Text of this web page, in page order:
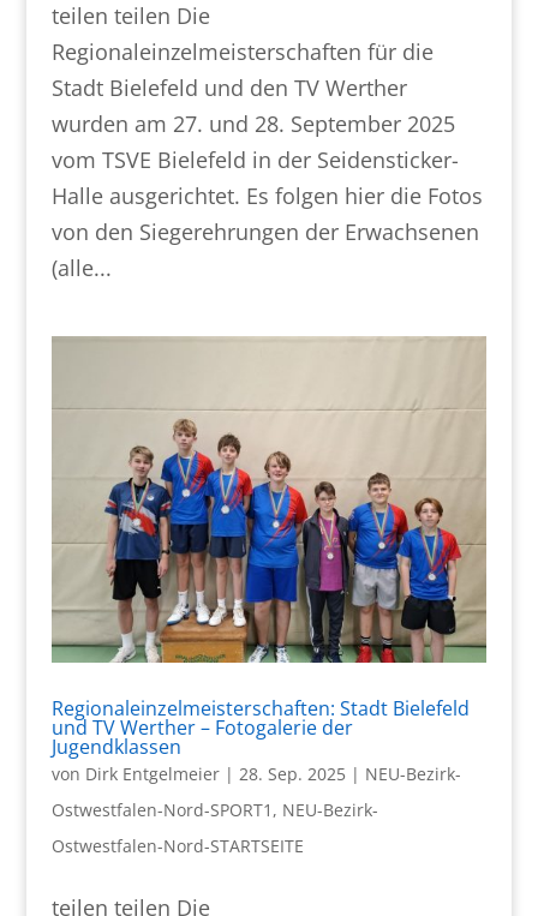
teilen teilen Die
Regionaleinzelmeisterschaften für die
Stadt Bielefeld und den TV Werther
wurden am 27. und 28. September 2025
vom TSVE Bielefeld in der Seidensticker-
Halle ausgerichtet. Es folgen hier die Fotos
von den Siegerehrungen der Erwachsenen
(alle...
Regionaleinzelmeisterschaften: Stadt Bielefeld
und TV Werther – Fotogalerie der
Jugendklassen
von Dirk Entgelmeier| 28. Sep. 2025| NEU-Bezirk-
Ostwestfalen-Nord-SPORT1 , NEU-Bezirk-
Ostwestfalen-Nord-STARTSEITE
teilen teilen Die